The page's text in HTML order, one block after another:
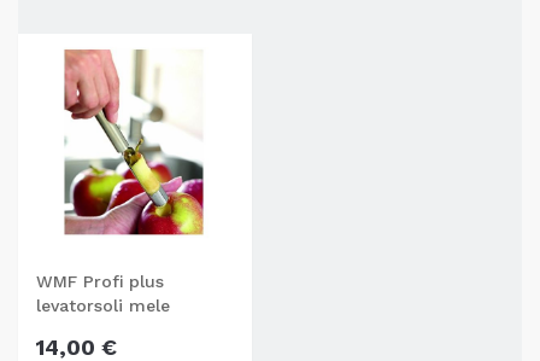
WMF Profi plus
levatorsoli mele
14,00 €